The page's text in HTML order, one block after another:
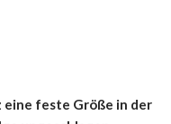
eine feste Größe in der